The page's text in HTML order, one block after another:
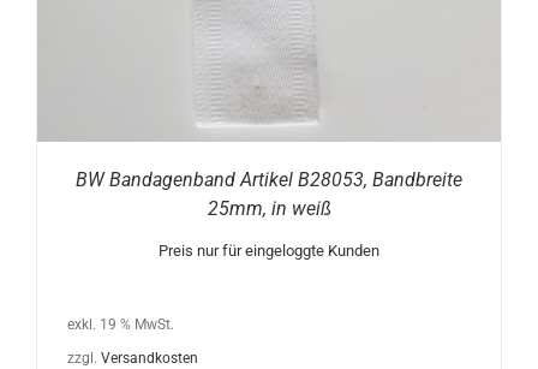
BW Bandagenband Artikel B28053, Bandbreite
25mm, in weiß
Preis nur für eingeloggte Kunden
exkl. 19 % MwSt.
zzgl. Versandkosten